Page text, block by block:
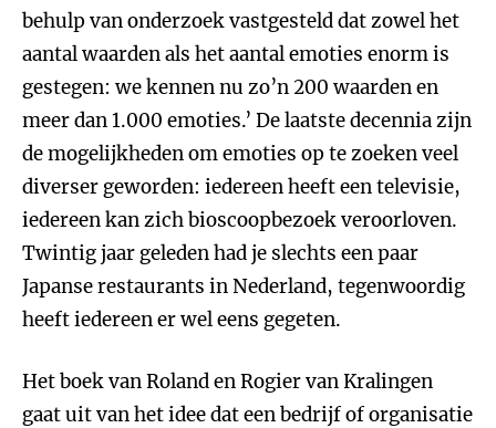
behulp van onderzoek vastgesteld dat zowel het
aantal waarden als het aantal emoties enorm is
gestegen: we kennen nu zo’n 200 waarden en
meer dan 1.000 emoties.’ De laatste decennia zijn
de mogelijkheden om emoties op te zoeken veel
diverser geworden: iedereen heeft een televisie,
iedereen kan zich bioscoopbezoek veroorloven.
Twintig jaar geleden had je slechts een paar
Japanse restaurants in Nederland, tegenwoordig
heeft iedereen er wel eens gegeten.
Het boek van Roland en Rogier van Kralingen
gaat uit van het idee dat een bedrijf of organisatie